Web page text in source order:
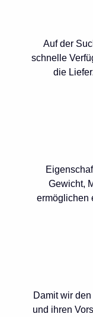
Auf der
schnelle
die
Gewicht,
ermöglichen
Damit wir
und ihren